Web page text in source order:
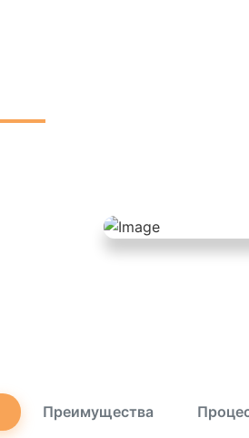
Преимущества